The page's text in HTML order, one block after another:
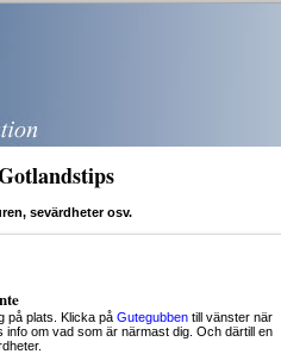
sevärdheter osv.
på plats. Klicka på Gutegubben till vänster när
info om vad som är närmast dig. Och därtill en